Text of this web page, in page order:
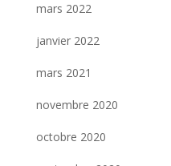
mars 2022
janvier 2022
mars 2021
novembre 2020
octobre 2020